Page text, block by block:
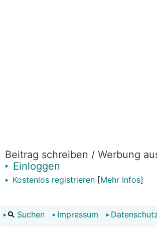
Beitrag schreiben / Werbung
Einloggen
Kostenlos registrieren [Mehr Infos]
Suchen Impressum